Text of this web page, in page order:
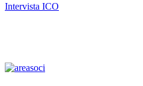
Intervista ICO